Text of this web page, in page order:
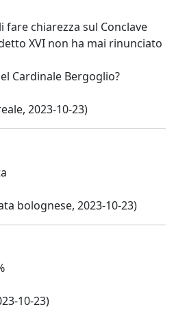
fare chiarezza sul Conclave
XVI non ha mai rinunciato
Cardinale Bergoglio?
2023-10-23)
bolognese, 2023-10-23)
10-23)